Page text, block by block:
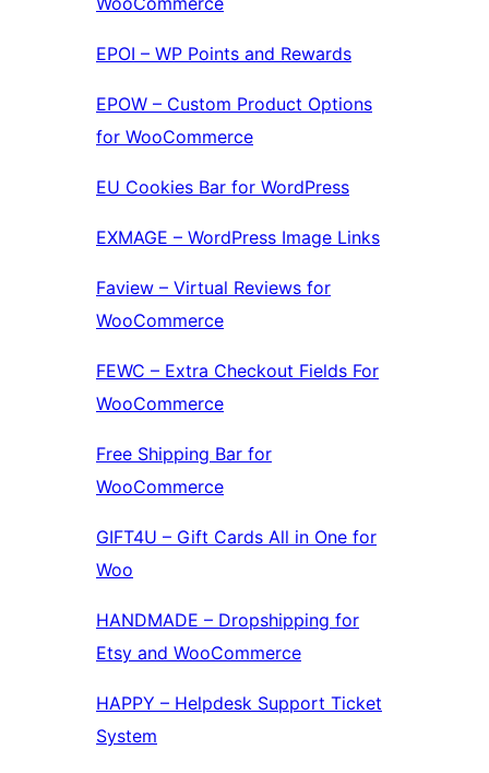
EPOI – WP Points and Rewards
EPOW – Custom Product Options
for WooCommerce
EU Cookies Bar for WordPress
EXMAGE – WordPress Image Links
Faview – Virtual Reviews for
WooCommerce
FEWC – Extra Checkout Fields For
WooCommerce
Free Shipping Bar for
WooCommerce
GIFT4U – Gift Cards All in One for
Woo
HANDMADE – Dropshipping for
Etsy and WooCommerce
HAPPY – Helpdesk Support Ticket
System